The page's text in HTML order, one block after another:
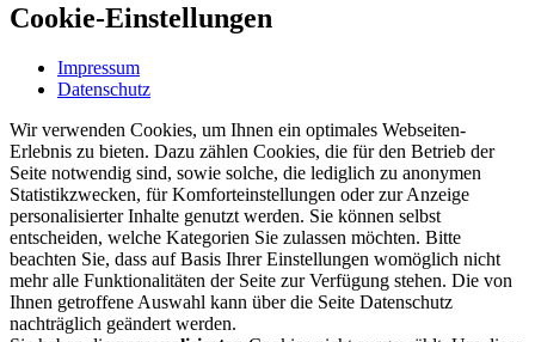
Cookie-Einstellungen
Impressum
Datenschutz
Wir verwenden Cookies, um Ihnen ein optimales Webseiten-
Erlebnis zu bieten. Dazu zählen Cookies, die für den Betrieb der
Seite notwendig sind, sowie solche, die lediglich zu anonymen
Statistikzwecken, für Komforteinstellungen oder zur Anzeige
personalisierter Inhalte genutzt werden. Sie können selbst
entscheiden, welche Kategorien Sie zulassen möchten. Bitte
beachten Sie, dass auf Basis Ihrer Einstellungen womöglich nicht
mehr alle Funktionalitäten der Seite zur Verfügung stehen. Die von
Ihnen getroffene Auswahl kann über die Seite Datenschutz
nachträglich geändert werden.